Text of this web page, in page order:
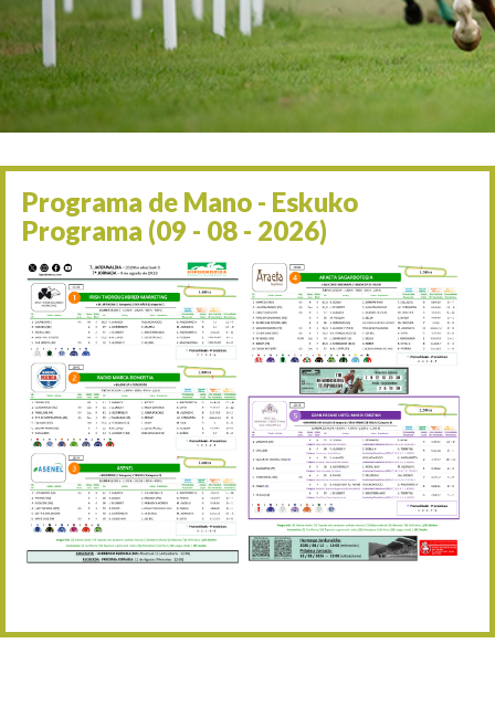
06/09 17:30 Irailaren 6a / 6 de
13/09 17:30 Irailaren 13a / 13 de
30/09 11:30 Irailaren 30a / 30 de
11/06 11:30
05/07 11:30 Uztailaren 5a / 5 de julio
12/07 11:30 Uztailaren 12a / 12 de
19/07 11:30 Uztailaren 19a / 19 de
25/07 11:30 Uztailaren 25a / 25 de
02/08 17:30 Abuztuaren 2a / 2 de
09/08 17:30 Abuztuaren 9a / 9 de
12/08 12:24 Abuztaren 12a / 12 de
15/08 17:05 Abuztuaren 15a / 15 de
30/08 17:30 Abuztuaren 30a / 30 de
Programa de Mano - Eskuko
Programa (09 - 08 - 2026)